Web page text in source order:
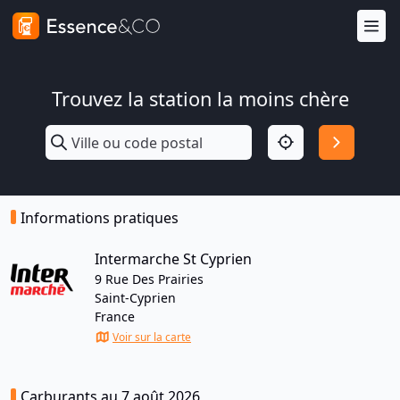
Trouvez la station la moins chère
Informations pratiques
Intermarche St Cyprien
9 Rue Des Prairies
Saint-Cyprien
France
Voir sur la carte